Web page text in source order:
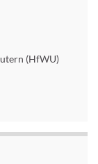
(HfWU)